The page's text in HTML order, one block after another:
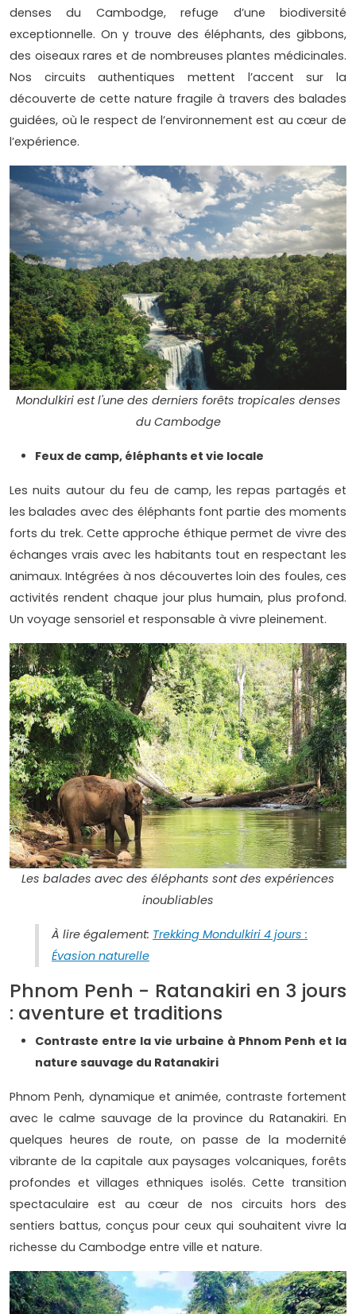
denses du Cambodge, refuge d’une biodiversité
exceptionnelle. On y trouve des éléphants, des gibbons,
des oiseaux rares et de nombreuses plantes médicinales.
Nos circuits authentiques mettent l’accent sur la
découverte de cette nature fragile à travers des balades
guidées, où le respect de l’environnement est au cœur de
l’expérience.
Mondulkiri est l'une des derniers forêts tropicales denses
du Cambodge
Feux de camp, éléphants et vie locale
Les nuits autour du feu de camp, les repas partagés et
les balades avec des éléphants font partie des moments
forts du trek. Cette approche éthique permet de vivre des
échanges vrais avec les habitants tout en respectant les
animaux. Intégrées à nos découvertes loin des foules, ces
activités rendent chaque jour plus humain, plus profond.
Un voyage sensoriel et responsable à vivre pleinement.
Les balades avec des éléphants sont des expériences
inoubliables
À lire également: Trekking Mondulkiri 4 jours :
Évasion naturelle
Phnom Penh - Ratanakiri en 3 jours
: aventure et traditions
Contraste entre la vie urbaine à Phnom Penh et la
nature sauvage du Ratanakiri
Phnom Penh, dynamique et animée, contraste fortement
avec le calme sauvage de la province du Ratanakiri. En
quelques heures de route, on passe de la modernité
vibrante de la capitale aux paysages volcaniques, forêts
profondes et villages ethniques isolés. Cette transition
spectaculaire est au cœur de nos circuits hors des
sentiers battus, conçus pour ceux qui souhaitent vivre la
richesse du Cambodge entre ville et nature.